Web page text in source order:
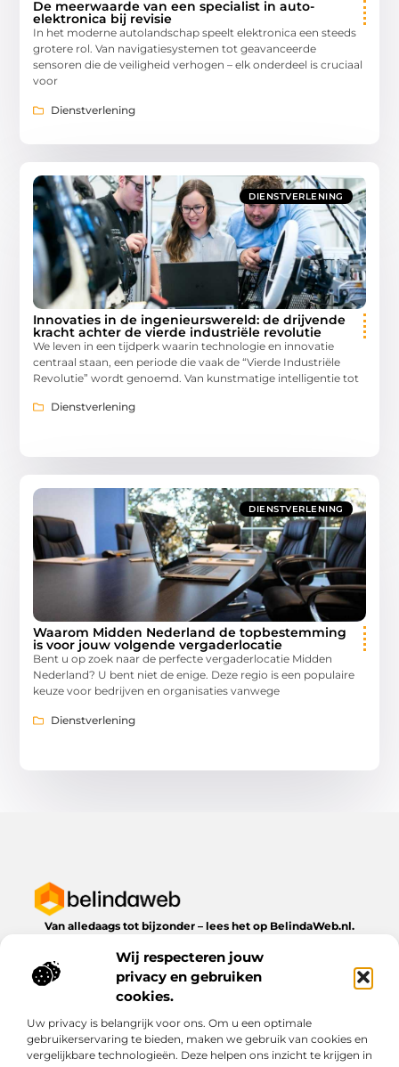
Wij respecteren jouw
privacy en gebruiken
cookies.
Uw privacy is belangrijk voor ons. Om u een optimale
gebruikerservaring te bieden, maken we gebruik van cookies en
vergelijkbare technologieën. Deze helpen ons inzicht te krijgen in
De meerwaarde van een specialist in auto-
elektronica bij revisie
In het moderne autolandschap speelt elektronica een steeds
grotere rol. Van navigatiesystemen tot geavanceerde
sensoren die de veiligheid verhogen – elk onderdeel is cruciaal
voor
Dienstverlening
DIENSTVERLENING
Innovaties in de ingenieurswereld: de drijvende
kracht achter de vierde industriële revolutie
We leven in een tijdperk waarin technologie en innovatie
centraal staan, een periode die vaak de “Vierde Industriële
Revolutie” wordt genoemd. Van kunstmatige intelligentie tot
Dienstverlening
DIENSTVERLENING
Waarom Midden Nederland de topbestemming
is voor jouw volgende vergaderlocatie
Bent u op zoek naar de perfecte vergaderlocatie Midden
Nederland? U bent niet de enige. Deze regio is een populaire
keuze voor bedrijven en organisaties vanwege
Dienstverlening
Van alledaags tot bijzonder – lees het op BelindaWeb.nl.
dagelijks leven te bieden heeft.
Bericht categorie